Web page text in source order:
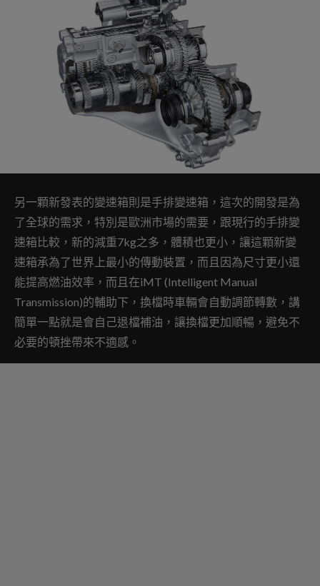
另一顆新發表的變速箱則是手排變速箱，這次的開發是為
了全球的需求，特別是歐洲市場的需要，跟現行的手排變
速箱比較，新的減重7kg之多，體積也更小，讓這顆新變
速箱承為了世界上最小的傳動裝置，而且因為尺寸更小還
能提高燃油效率，而且在iMT (Intelligent Manual
Transmission)的輔助下，換檔時車輛會自動調節轉數，講
簡單一點就是會自己退檔補油，讓換檔更加順暢，避免不
必要的頓挫帶來不適感。